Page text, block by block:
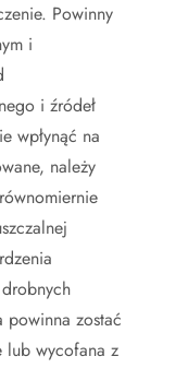
Powinny
i
i źródeł
wpłynąć na
należy
powinna zostać
lub wycofana z